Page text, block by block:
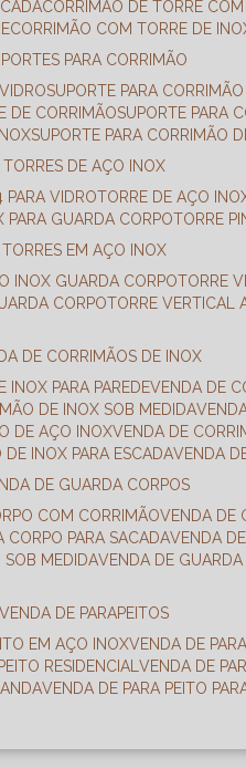
CORRIMÃO DE TORRE
CORRIMÃO COM TORRE DE
PARA CORRIMÃO
SUPORTE PARA
DE CORRIMÃO SUPORTE PARA
SUPORTE PARA CORRIMÃO
TORRES DE AÇO INOX
PARA VIDRO TORRE DE AÇO
PARA GUARDA CORPO TORRE
TORRES EM AÇO INOX
INOX GUARDA CORPO TORRE
CORPO TORRE VERTICAL
DE CORRIMÃOS DE INOX
INOX PARA PAREDE
VENDA DE
DE INOX SOB MEDIDA
DE AÇO INOX
VENDA DE
DE INOX PARA ESCADA
VENDA
DE GUARDA CORPOS
COM CORRIMÃO
VENDA
CORPO PARA SACADA
VENDA
SOB MEDIDA VENDA DE
VENDA DE PARAPEITOS
EM AÇO INOX VENDA DE
RESIDENCIAL
VENDA DE
VENDA DE PARA PEITO